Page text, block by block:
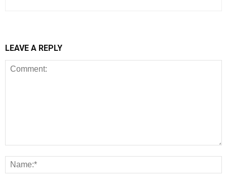
LEAVE A REPLY